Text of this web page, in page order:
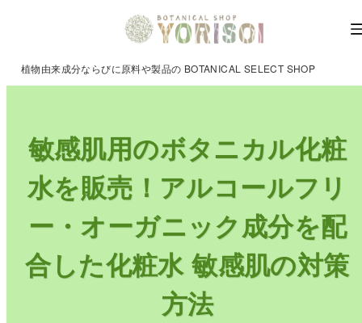
植物由来成分ならびに原料や製品の BOTANICAL SELECT SHOP
敏感肌用のボタニカル化粧
水を販売！アルコールフリ
ー・オーガニック成分を配
合した化粧水 敏感肌の対策
方法